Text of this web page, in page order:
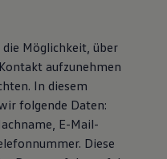
die Möglichkeit, über
aufzunehmen
In diesem
folgende Daten:
E-Mail-
Diese